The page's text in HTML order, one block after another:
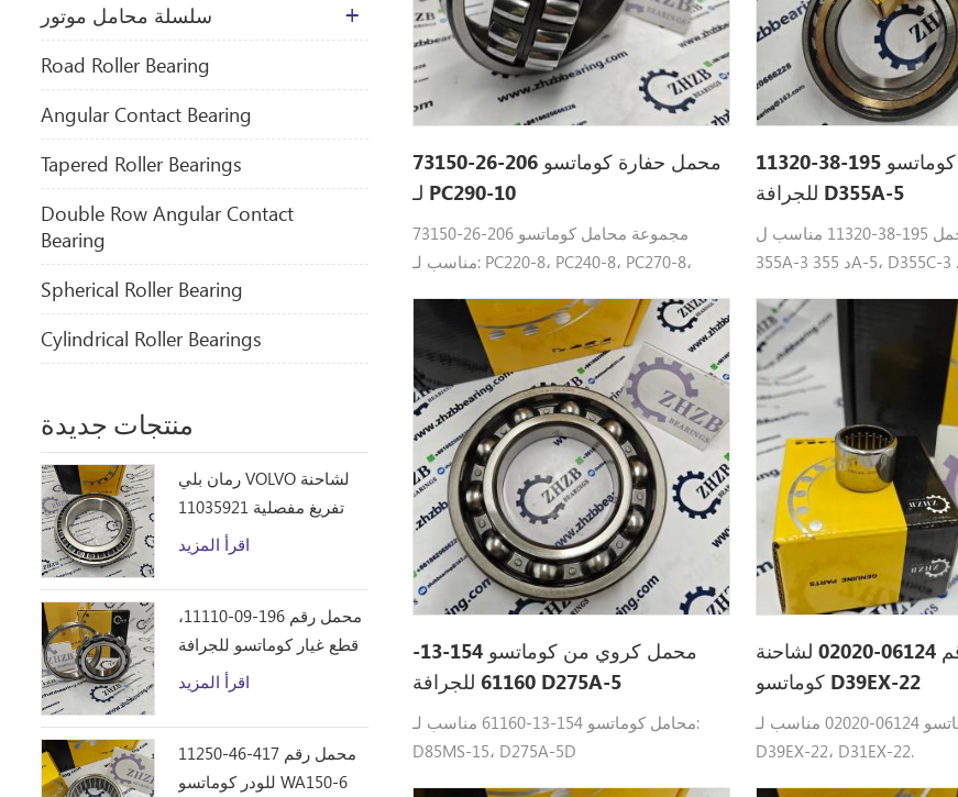
محمل حفارة كوماتسو 206-26-73150
لـ PC290-10
مجموعة محامل كوماتسو 206-26-73150
مناسب لـ: PC220-8، PC240-8، PC270-8،
محمل كوماتسو 195-38-11320
للجرافة D355A-5
كوماتسو محمل 195-38-11320 مناسب ل :D
355A-3 د 355A-5، D355C-3 .
محمل كروي من كوماتسو 154-13-
61160 للجرافة D275A-5
محامل كوماتسو 154-13-61160 مناسب لـ:
D85MS-15، D275A-5D
محمل رقم 06124-02020 لشاحنة
كوماتسو D39EX-22
محامل كوماتسو 06124-02020 مناسب لـ:
D39EX-22، D31EX-22.
سلسلة محامل موتور
​Road Roller Bearing
Angular Contact Bearing
Tapered Roller Bearings
Double Row Angular Contact
Bearing
Spherical Roller Bearing
Cylindrical Roller Bearings
منتجات جديدة
رمان بلي VOLVO لشاحنة
تفريغ مفصلية 11035921
اقرأ المزيد
محمل رقم 196-09-11110،
قطع غيار كوماتسو للجرافة
D355C
اقرأ المزيد
محمل رقم 417-46-11250
للودر كوماتسو WA150-6